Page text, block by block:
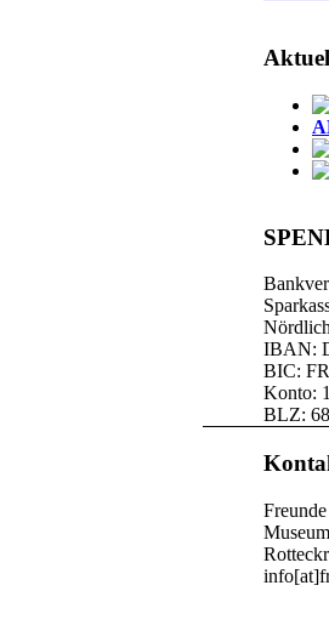
IBAN:
BIC:
Konto:
BLZ: